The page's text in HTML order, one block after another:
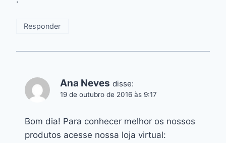
Responder
Ana Neves disse:
19 de outubro de 2016 às 9:17
Bom dia! Para conhecer melhor os nossos
produtos acesse nossa loja virtual: